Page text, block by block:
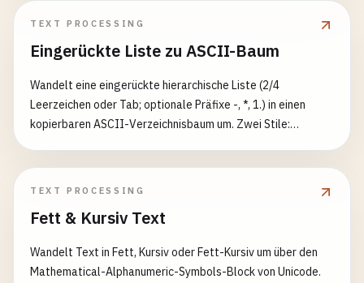
TEXT PROCESSING
Eingerückte Liste zu ASCII-Baum
Wandelt eine eingerückte hierarchische Liste (2/4
Leerzeichen oder Tab; optionale Präfixe -, *, 1.) in einen
kopierbaren ASCII-Verzeichnisbaum um. Zwei Stile:
TEXT PROCESSING
Fett & Kursiv Text
Wandelt Text in Fett, Kursiv oder Fett-Kursiv um über den
Mathematical-Alphanumeric-Symbols-Block von Unicode.